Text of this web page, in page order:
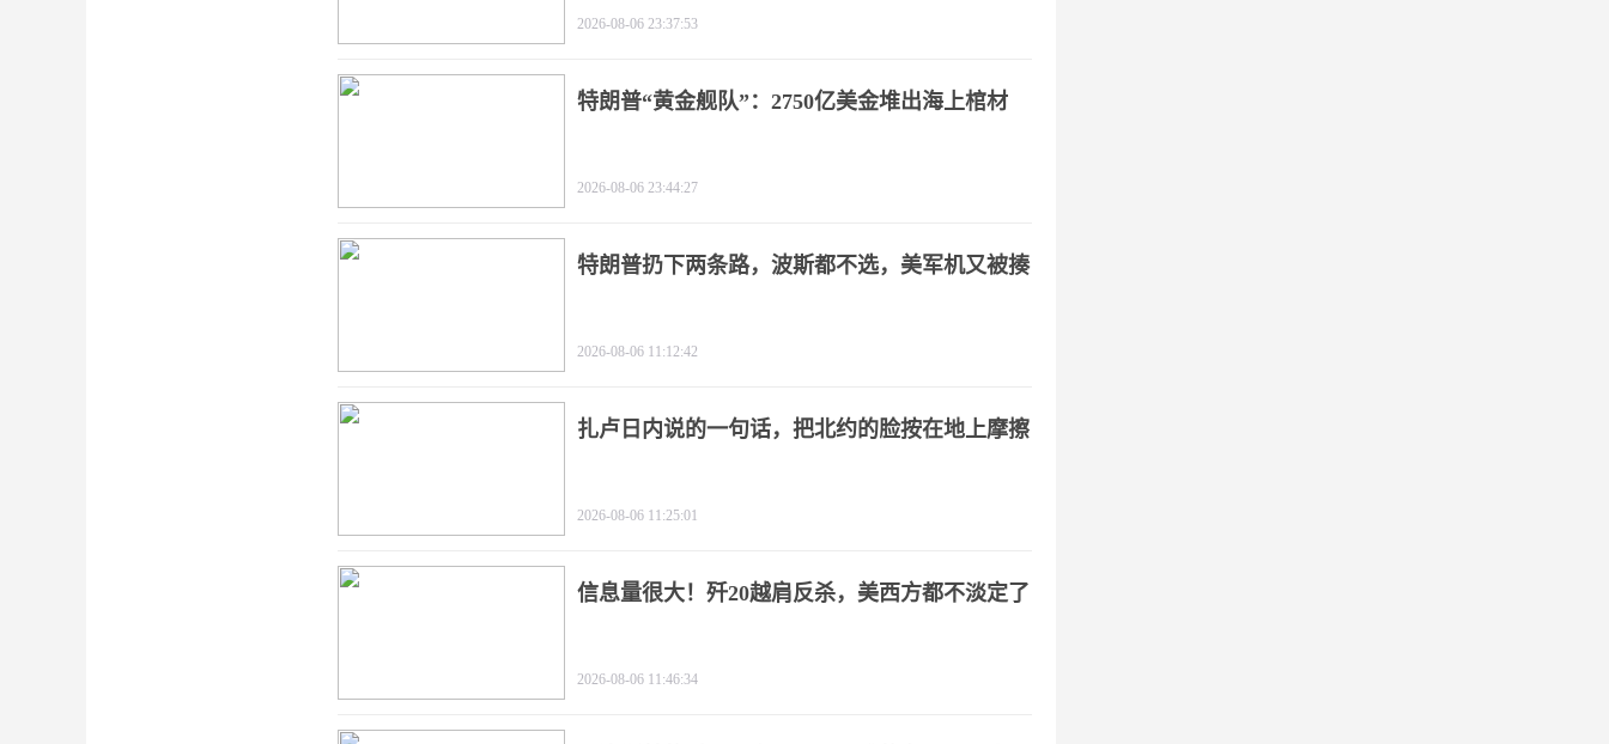
2026-08-06 23:37:53
特朗普“黄金舰队”：2750亿美金堆出海上棺材
2026-08-06 23:44:27
特朗普扔下两条路，波斯都不选，美军机又被揍
2026-08-06 11:12:42
扎卢日内说的一句话，把北约的脸按在地上摩擦
2026-08-06 11:25:01
信息量很大！歼20越肩反杀，美西方都不淡定了
2026-08-06 11:46:34